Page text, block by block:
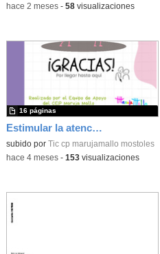
-hace 2 meses- 58visualizaciones
Estimular la atención y la memoria
subido por Tic cp marujamallo mostoles
16 páginas
-hace 4 meses- 153visualizaciones